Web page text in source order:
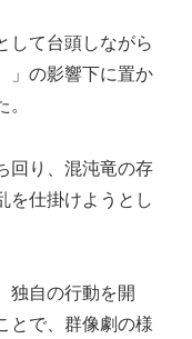
して台頭しながら
」の影響下に置か
回り、混沌竜の存
を仕掛けようとし
独自の行動を開
とで、群像劇の様